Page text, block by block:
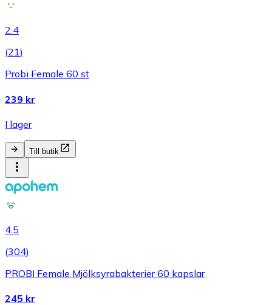
2.4
(21)
Probi Female 60 st
239 kr
I lager
Till butik
4.5
(304)
PROBI Female Mjölksyrabakterier 60 kapslar
245 kr